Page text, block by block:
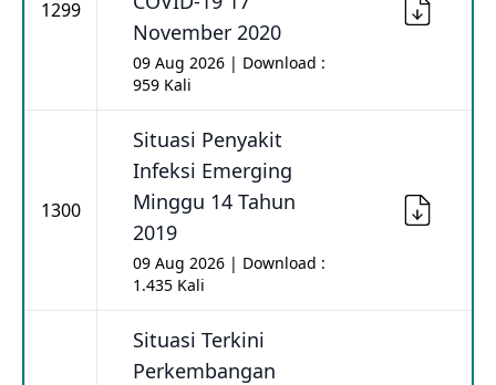
1299
November 2020
09 Aug 2026 | Download :
959 Kali
1300
Situasi Penyakit
Infeksi Emerging
Minggu 14 Tahun
2019
09 Aug 2026 | Download :
1.435 Kali
Situasi Terkini
Perkembangan